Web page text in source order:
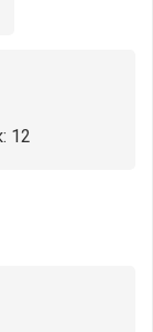
12